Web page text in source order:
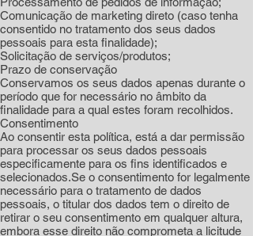
Comunicação de marketing direto (caso tenha
consentido no tratamento dos seus dados
pessoais para esta finalidade);
Solicitação de serviços/produtos;
Prazo de conservação
Conservamos os seus dados apenas durante o
período que for necessário no âmbito da
finalidade para a qual estes foram recolhidos.
Consentimento
Ao consentir esta política, está a dar permissão
para processar os seus dados pessoais
especificamente para os fins identificados e
selecionados.Se o consentimento for legalmente
necessário para o tratamento de dados
pessoais, o titular dos dados tem o direito de
retirar o seu consentimento em qualquer altura,
embora esse direito não comprometa a licitude